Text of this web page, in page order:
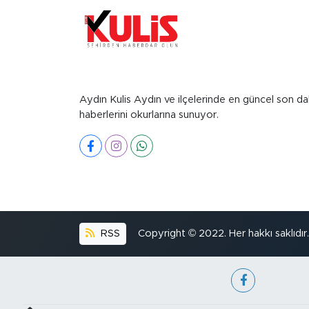
Aydın Kulis Aydın ve ilçelerinde en güncel son
haberlerini okurlarına sunuyor.
RSS Copyright © 2022. Her hakkı saklıdır.